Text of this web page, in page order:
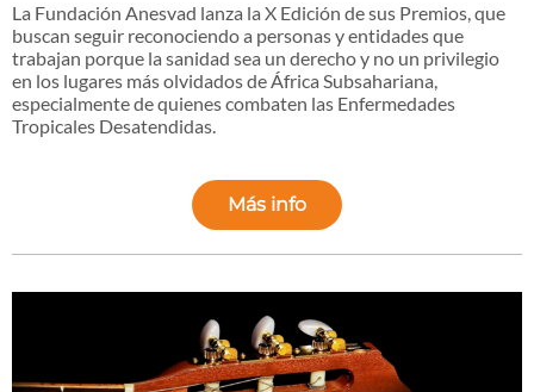
La Fundación Anesvad lanza la X Edición de sus Premios, que
buscan seguir reconociendo a personas y entidades que
trabajan porque la sanidad sea un derecho y no un privilegio
en los lugares más olvidados de África Subsahariana,
especialmente de quienes combaten las Enfermedades
Tropicales Desatendidas.
Más info